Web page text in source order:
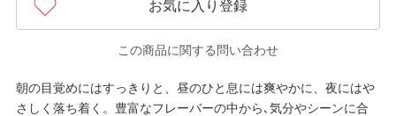
お気に入り登録
この商品に関する問い合わせ
朝の目覚めにはすっきりと、昼のひと息には爽やかに、夜にはや
さしく落ち着く。豊富なフレーバーの中から､気分やシーンに合